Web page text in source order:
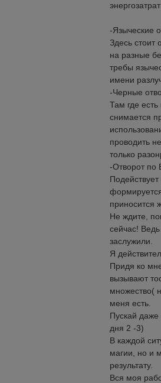
-Языческие
Здесь стоит
на разные
требы
имени
-Черные
Там где
снимается
проводить
только
-Отворот по
приносится
Не ждите,
сейчас!
заслужили.
Я
Придя ко
вызывают
множество(
меня есть.
Пускай даже
дня 2 -3)
В каждой
магии, но и
результату.
Вся моя